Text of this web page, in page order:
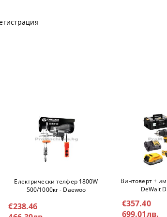
Електрически телфер 1800W
500/1000кг - Daewoo
€238.46
Винтоверт +
DeWalt
€357.40
699.01лв.